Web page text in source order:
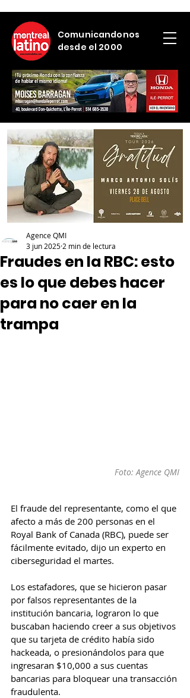
Comunicandonos
desde el 2000
Fraudes en la RBC: esto
es lo que debes hacer
para no caer en la
trampa
Agence QMI
3 jun 2025 2 min de lectura
Foto: Agence QMI
El fraude del representante, como el que
afecto a más de 200 personas en el
Royal Bank of Canada (RBC), puede ser
fácilmente evitado, dijo un experto en
ciberseguridad el martes.
Los estafadores, que se hicieron pasar
por falsos representantes de la
institución bancaria, lograron lo que
buscaban haciendo creer a sus objetivos
que su tarjeta de crédito había sido
hackeada, o presionándolos para que
ingresaran $10,000 a sus cuentas
bancarias para bloquear una transacción
fraudulenta.